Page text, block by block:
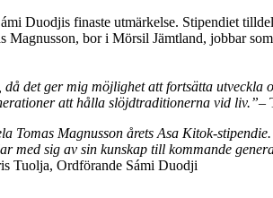
Duodjis finaste utmärkelse. Stipendiet
bor i Mörsil Jämtland, jobbar
det ger mig möjlighet att fortsätta utveckla
att hålla slöjdtraditionerna vid liv.”–
Tomas Magnusson årets Asa Kitok-
med sig av sin kunskap till kommande
Tuolja, Ordförande Sámi Duodji